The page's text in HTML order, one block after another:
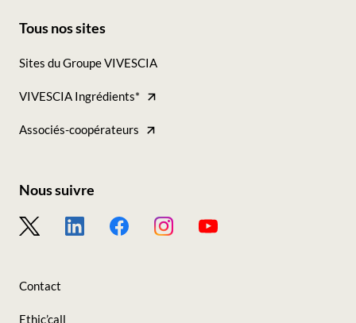
Tous
nos
Tous nos sites
Sites du Groupe VIVESCIA
VIVESCIA Ingrédients*
Associés-coopérateurs
-
suivre
Nous suivre
Contact
Ethic’call